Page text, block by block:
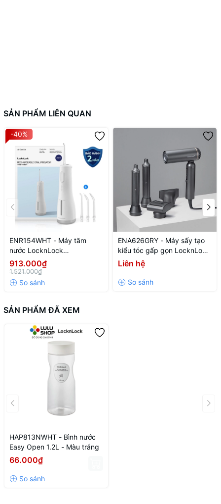
SẢN PHẨM LIÊN QUAN
-40%
ENR154WHT - Máy tăm
nước LocknLock
Rechargeable oral irrigator
3.7V, 8W, 250ml - Màu trắng
913.000₫
1.521.000₫
ENA626GRY - Máy sấy tạo
kiểu tóc gấp gọn LocknLock
Foldable hair styling dryer
220-240V, 50-60Hz, 1300W
- Màu xám
Liên hệ
SẢN PHẨM ĐÃ XEM
HAP813NWHT - Bình nước
Easy Open 1.2L - Màu trắng
66.000₫